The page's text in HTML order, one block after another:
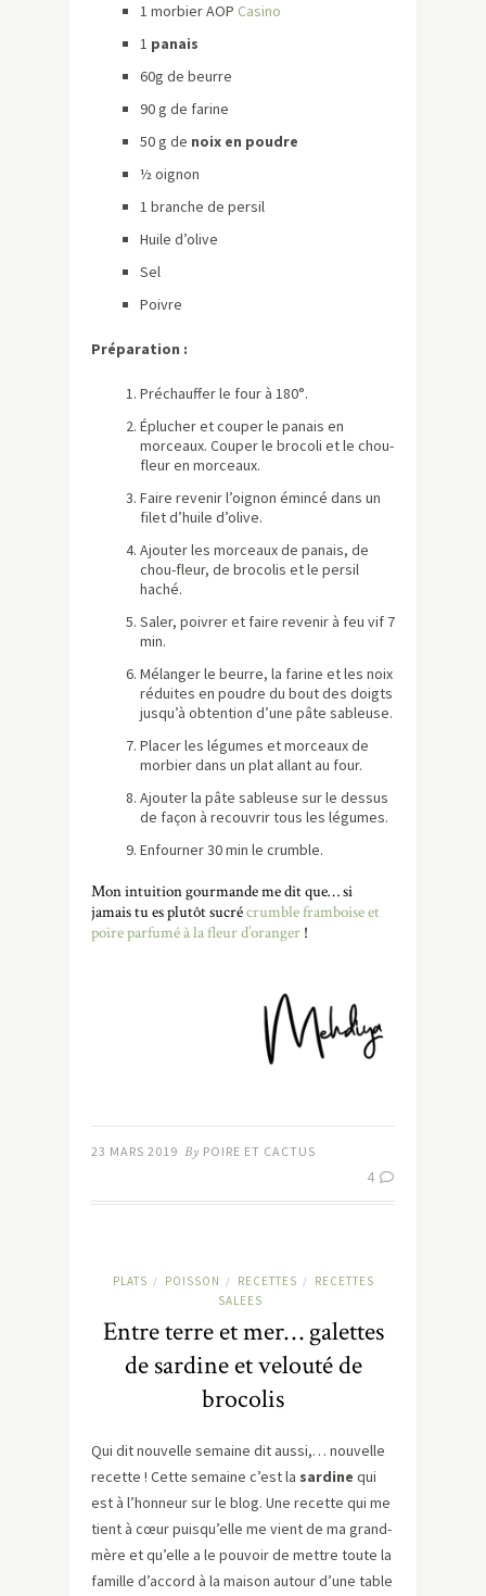
1 morbier AOP Casino
1 panais
60g de beurre
90 g de farine
50 g de noix en poudre
½ oignon
1 branche de persil
Huile d’olive
Sel
Poivre
Préparation :
Préchauffer le four à 180°.
Éplucher et couper le panais en
morceaux. Couper le brocoli et le chou-
fleur en morceaux.
Faire revenir l’oignon émincé dans un
filet d’huile d’olive.
Ajouter les morceaux de panais, de
chou-fleur, de brocolis et le persil
haché.
Saler, poivrer et faire revenir à feu vif 7
min.
Mélanger le beurre, la farine et les noix
réduites en poudre du bout des doigts
jusqu’à obtention d’une pâte sableuse.
Placer les légumes et morceaux de
morbier dans un plat allant au four.
Ajouter la pâte sableuse sur le dessus
de façon à recouvrir tous les légumes.
Enfourner 30 min le crumble.
Mon intuition gourmande me dit que… si
jamais tu es plutôt sucrécrumble framboise et
poire parfumé à la fleur d’oranger !
23 MARS 2019 By POIRE ET CACTUS
4
PLATS / POISSON / RECETTES /
RECETTES
SALEES
Entre terre et mer… galettes
de sardine et velouté de
brocolis
Qui dit nouvelle semaine dit aussi,… nouvelle
recette ! Cette semaine c’est la sardine qui
est à l’honneur sur le blog. Une recette qui me
tient à cœur puisqu’elle me vient de ma grand-
mère et qu’elle a le pouvoir de mettre toute la
famille d’accord à la maison autour d’une table